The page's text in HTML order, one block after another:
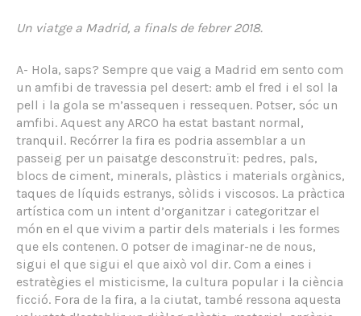
Un viatge a Madrid, a finals de febrer 2018.
A- Hola, saps? Sempre que vaig a Madrid em sento com
un amfibi de travessia pel desert: amb el fred i el sol la
pell i la gola se m’assequen i ressequen. Potser, sóc un
amfibi. Aquest any ARCO ha estat bastant normal,
tranquil. Recórrer la fira es podria assemblar a un
passeig per un paisatge desconstruït: pedres, pals,
blocs de ciment, minerals, plàstics i materials orgànics,
taques de líquids estranys, sòlids i viscosos. La pràctica
artística com un intent d’organitzar i categoritzar el
món en el que vivim a partir dels materials i les formes
que els contenen. O potser de imaginar-ne de nous,
sigui el que sigui el que això vol dir. Com a eines i
estratègies el misticisme, la cultura popular i la ciència
ficció. Fora de la fira, a la ciutat, també ressona aquesta